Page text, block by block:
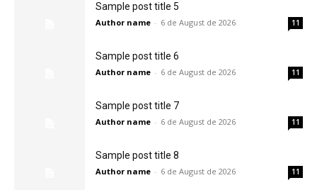
Sample post title 5
Author name - 6 de August de 2026 11
Sample post title 6
Author name - 6 de August de 2026 11
Sample post title 7
Author name - 6 de August de 2026 11
Sample post title 8
Author name - 6 de August de 2026 11